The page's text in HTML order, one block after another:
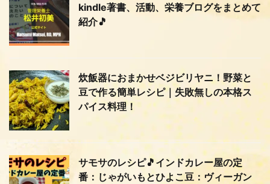
kindle著書、活動、栄養ブログをまとめて
紹介🎵
炊飯器におまかせベジビリヤニ！野菜と
豆で作る簡単レシピ｜失敗無しの本格ス
パイス料理！
サモサのレシピ🎵インドカレー屋の定
番：じゃがいもとひよこ豆：ヴィーガン